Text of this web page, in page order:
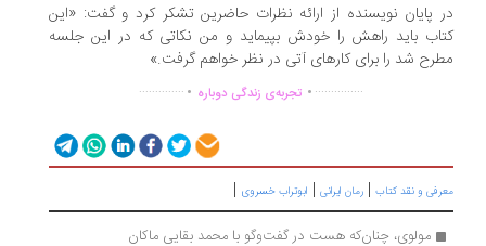
پایان نویسنده از ارائه نظرات حاضرین تشکر کرد و گفت: «این
باید راهش را خودش بپیماید و من نکاتی که در این جلسه
شد را برای کارهای آتی در نظر خواهم گرفت.»
...............
. تجربه‌ی زندگی دوباره.
..............
و نقد کتاب|رمان ایرانی|ابوتراب خسروی|
مولوی، چنان‌که هست در گفت‌وگو با محمد بقایی ماکان